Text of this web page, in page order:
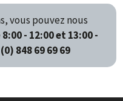
vous pouvez nous
8:00 - 12:00 et 13:00 -
848 69 69 69